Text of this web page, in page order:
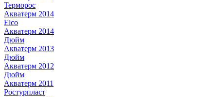
Терморос
Акватерм 2014
Elco
Акватерм 2014
Дюйм
Акватерм 2013
Дюйм
Акватерм 2012
Дюйм
Акватерм 2011
Ростурпласт